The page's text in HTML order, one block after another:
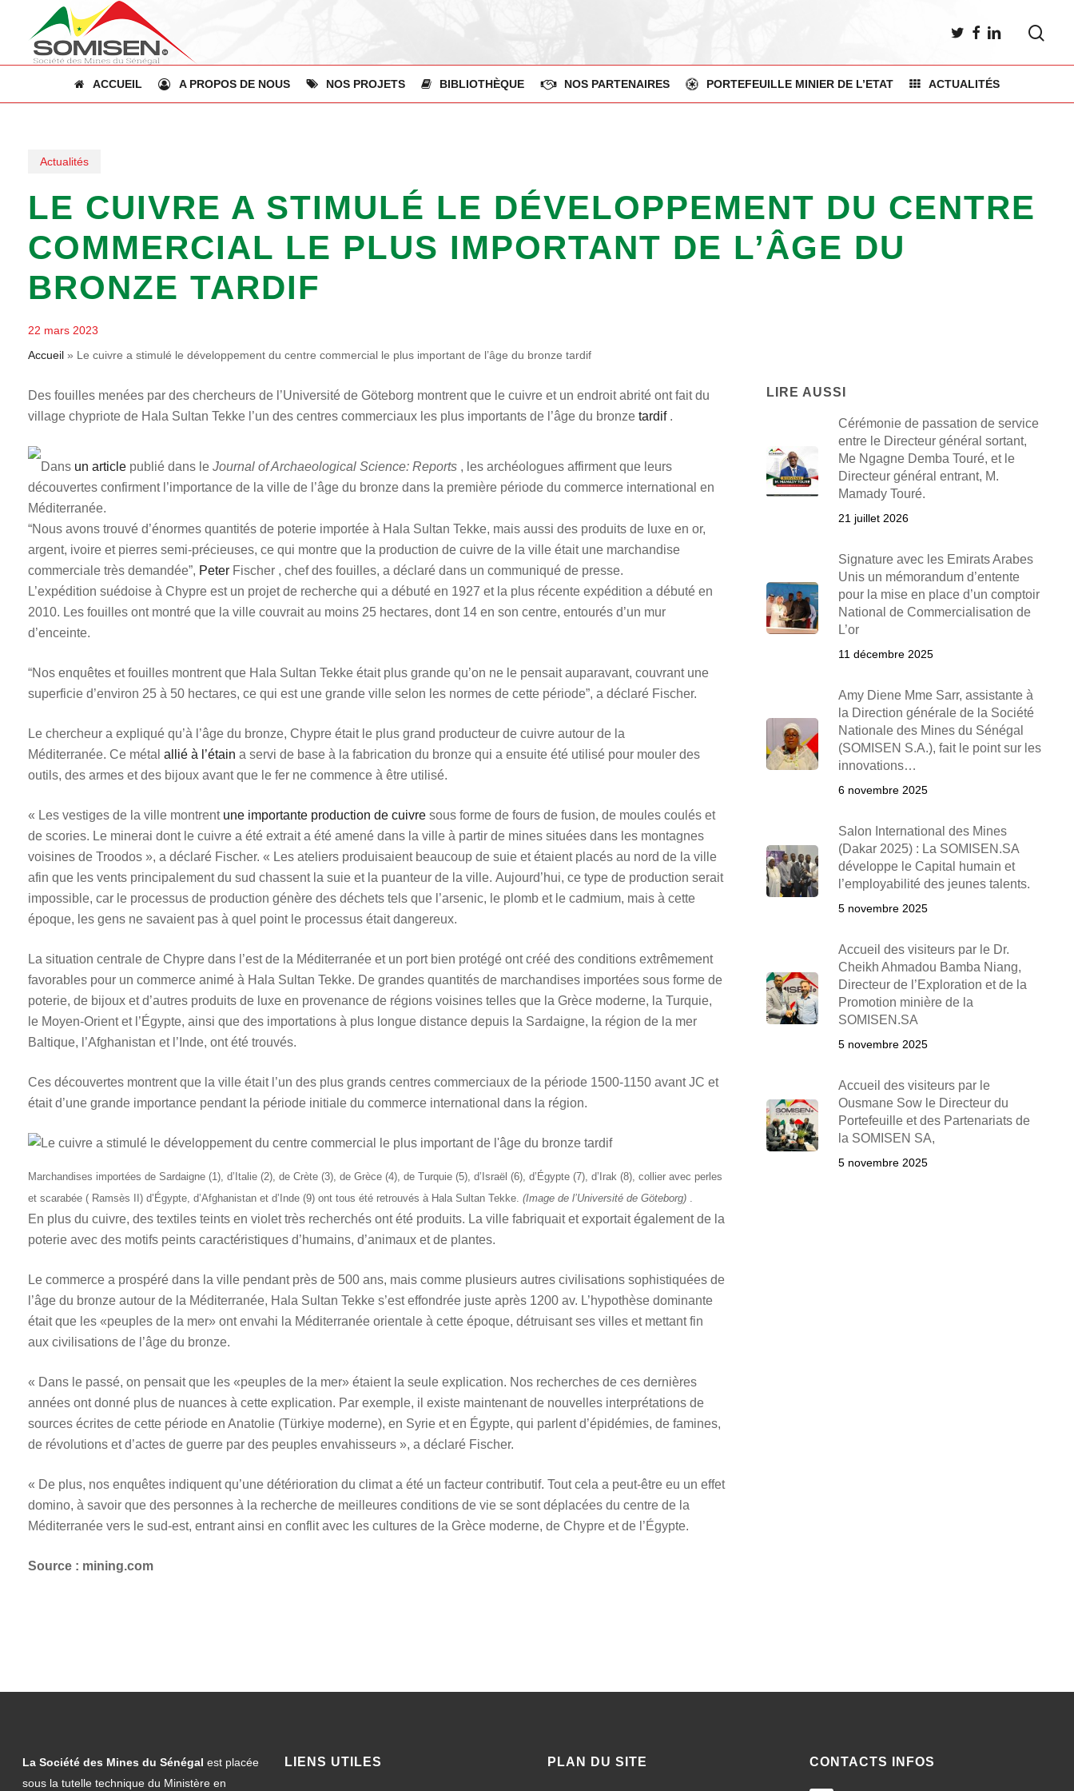
TWITTER
FACEBOOK
LINKEDIN
ACCUEIL A PROPOS DE NOUS NOS PROJETS BIBLIOTHÈQUE NOS PARTENAIRES PORTEFEUILLE MINIER DE L’ETAT ACTUALITÉS
Actualités
LE CUIVRE A STIMULÉ LE DÉVELOPPEMENT DU CENTRE
COMMERCIAL LE PLUS IMPORTANT DE L’ÂGE DU
BRONZE TARDIF
22 mars 2023
Accueil » Le cuivre a stimulé le développement du centre commercial le plus important de l’âge du bronze tardif
Des fouilles menées par des chercheurs de l’Université de Göteborg montrent que le cuivre et un endroit abrité ont fait du
village chypriote de Hala Sultan Tekke l’un des centres commerciaux les plus importants de l’âge du bronze tardif.
Dans un article publié dans le Journal of Archaeological Science: Reports , les archéologues affirment que leurs
découvertes confirment l’importance de la ville de l’âge du bronze dans la première période du commerce international en
Méditerranée.
“Nous avons trouvé d’énormes quantités de poterie importée à Hala Sultan Tekke, mais aussi des produits de luxe en or,
argent, ivoire et pierres semi-précieuses, ce qui montre que la production de cuivre de la ville était une marchandise
commerciale très demandée”, Peter Fischer , chef des fouilles, a déclaré dans un communiqué de presse.
L’expédition suédoise à Chypre est un projet de recherche qui a débuté en 1927 et la plus récente expédition a débuté en
2010. Les fouilles ont montré que la ville couvrait au moins 25 hectares, dont 14 en son centre, entourés d’un mur
d’enceinte.
“Nos enquêtes et fouilles montrent que Hala Sultan Tekke était plus grande qu’on ne le pensait auparavant, couvrant une
superficie d’environ 25 à 50 hectares, ce qui est une grande ville selon les normes de cette période”, a déclaré Fischer.
Le chercheur a expliqué qu’à l’âge du bronze, Chypre était le plus grand producteur de cuivre autour de la
Méditerranée. Ce métal allié à l’étain a servi de base à la fabrication du bronze qui a ensuite été utilisé pour mouler des
outils, des armes et des bijoux avant que le fer ne commence à être utilisé.
« Les vestiges de la ville montrent une importante production de cuivre sous forme de fours de fusion, de moules coulés et
de scories. Le minerai dont le cuivre a été extrait a été amené dans la ville à partir de mines situées dans les montagnes
voisines de Troodos », a déclaré Fischer. « Les ateliers produisaient beaucoup de suie et étaient placés au nord de la ville
afin que les vents principalement du sud chassent la suie et la puanteur de la ville. Aujourd’hui, ce type de production serait
impossible, car le processus de production génère des déchets tels que l’arsenic, le plomb et le cadmium, mais à cette
époque, les gens ne savaient pas à quel point le processus était dangereux.
La situation centrale de Chypre dans l’est de la Méditerranée et un port bien protégé ont créé des conditions extrêmement
favorables pour un commerce animé à Hala Sultan Tekke. De grandes quantités de marchandises importées sous forme de
poterie, de bijoux et d’autres produits de luxe en provenance de régions voisines telles que la Grèce moderne, la Turquie,
le Moyen-Orient et l’Égypte, ainsi que des importations à plus longue distance depuis la Sardaigne, la région de la mer
Baltique, l’Afghanistan et l’Inde, ont été trouvés.
Ces découvertes montrent que la ville était l’un des plus grands centres commerciaux de la période 1500-1150 avant JC et
était d’une grande importance pendant la période initiale du commerce international dans la région.
Marchandises importées de Sardaigne (1), d’Italie (2), de Crète (3), de Grèce (4), de Turquie (5), d’Israël (6), d’Égypte (7), d’Irak (8), collier avec perles
et scarabée ( Ramsès II) d’Égypte, d’Afghanistan et d’Inde (9) ont tous été retrouvés à Hala Sultan Tekke. (Image de l’Université de Göteborg) .
En plus du cuivre, des textiles teints en violet très recherchés ont été produits. La ville fabriquait et exportait également de la
poterie avec des motifs peints caractéristiques d’humains, d’animaux et de plantes.
Le commerce a prospéré dans la ville pendant près de 500 ans, mais comme plusieurs autres civilisations sophistiquées de
l’âge du bronze autour de la Méditerranée, Hala Sultan Tekke s’est effondrée juste après 1200 av. L’hypothèse dominante
était que les «peuples de la mer» ont envahi la Méditerranée orientale à cette époque, détruisant ses villes et mettant fin
aux civilisations de l’âge du bronze.
« Dans le passé, on pensait que les «peuples de la mer» étaient la seule explication. Nos recherches de ces dernières
années ont donné plus de nuances à cette explication. Par exemple, il existe maintenant de nouvelles interprétations de
sources écrites de cette période en Anatolie (Türkiye moderne), en Syrie et en Égypte, qui parlent d’épidémies, de famines,
de révolutions et d’actes de guerre par des peuples envahisseurs », a déclaré Fischer.
« De plus, nos enquêtes indiquent qu’une détérioration du climat a été un facteur contributif. Tout cela a peut-être eu un effet
domino, à savoir que des personnes à la recherche de meilleures conditions de vie se sont déplacées du centre de la
Méditerranée vers le sud-est, entrant ainsi en conflit avec les cultures de la Grèce moderne, de Chypre et de l’Égypte.
Source : mining.com
LIRE AUSSI
Cérémonie de passation de service
entre le Directeur général sortant,
Me Ngagne Demba Touré, et le
Directeur général entrant, M.
Mamady Touré.
21 juillet 2026
Signature avec les Emirats Arabes
Unis un mémorandum d’entente
pour la mise en place d’un comptoir
National de Commercialisation de
L’or
11 décembre 2025
Amy Diene Mme Sarr, assistante à
la Direction générale de la Société
Nationale des Mines du Sénégal
(SOMISEN S.A.), fait le point sur les
innovations…
6 novembre 2025
Salon International des Mines
(Dakar 2025) : La SOMISEN.SA
développe le Capital humain et
l’employabilité des jeunes talents.
5 novembre 2025
Accueil des visiteurs par le Dr.
Cheikh Ahmadou Bamba Niang,
Directeur de l’Exploration et de la
Promotion minière de la
SOMISEN.SA
5 novembre 2025
Accueil des visiteurs par le
Ousmane Sow le Directeur du
Portefeuille et des Partenariats de
la SOMISEN SA,
5 novembre 2025
La Société des Mines du Sénégal est placée
sous la tutelle technique du Ministère en
LIENS UTILES PLAN DU SITE CONTACTS INFOS